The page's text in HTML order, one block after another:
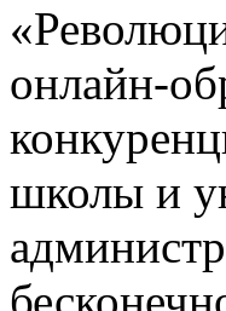
онлайн-
школы и